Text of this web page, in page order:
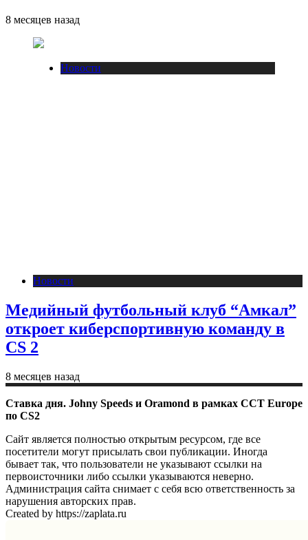
8 месяцев назад
Новости
Новости
Медийный футбольный клуб “Амкал”
откроет киберспортивную команду в
CS 2
8 месяцев назад
Ставка дня. Johny Speeds и Oramond в рамках ССТ Europe
по CS2
Сайт является полностью открытым ресурсом, где все
посетители могут присылать свои публикации. Иногда
бывает так, что пользователи не указывают ссылки на
первоисточники либо ссылки указываются неверно.
Администрация сайта снимает с себя всю ответственность за
нарушения авторских прав.
Created by https://zaplata.ru